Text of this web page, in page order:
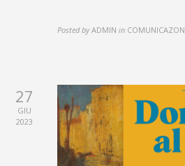
Posted by ADMIN in
27
GIU
2023